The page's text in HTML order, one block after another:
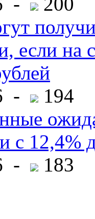
если на
-
194
с 12,4%
-
183